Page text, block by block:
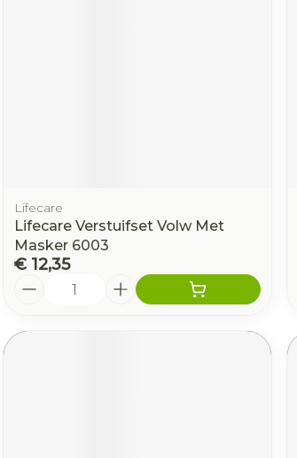
Lifecare
Lifecare Verstuifset Volw Met
Masker 6003
€ 12,35